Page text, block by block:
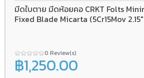
มีดใบตาย มีดห้อยคอ CRKT Folts
Fixed Blade Micarta (5Cr15Mov
0 Review(s)
฿1,250.00